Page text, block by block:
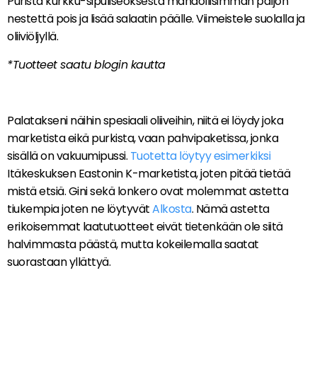
nestettä pois ja lisää salaatin päälle. Viimeistele suolalla ja
oliiviöljyllä.
*Tuotteet saatu blogin kautta
Palatakseni näihin spesiaali oliiveihin, niitä ei löydy joka
marketista eikä purkista, vaan pahvipaketissa, jonka
sisällä on vakuumipussi. Tuotetta löytyy esimerkiksi
Itäkeskuksen Eastonin K-marketista, joten pitää tietää
mistä etsiä. Gini sekä lonkero ovat molemmat astetta
tiukempia joten ne löytyvätAlkosta. Nämä astetta
erikoisemmat laatutuotteet eivät tietenkään ole siitä
halvimmasta päästä, mutta kokeilemalla saatat
suorastaan yllättyä.